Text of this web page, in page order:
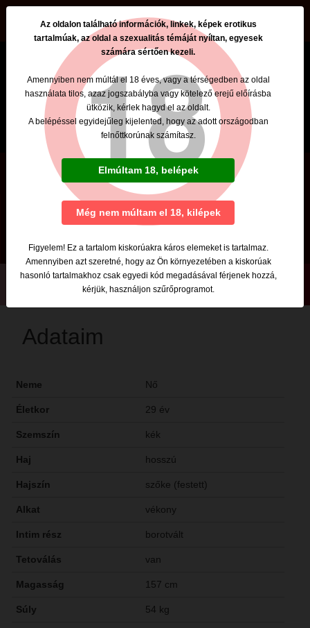
beszamolok.hu
Karen
Tel: +36 303993701
Szexpartner
Adataim
Neme Nő
Életkor 29 év
Szemszín kék
Haj hosszú
Hajszín szőke (festett)
Alkat vékony
Intim rész borotvált
Tetoválás van
Magasság 157 cm
Súly 54 kg
Az oldalon található információk, linkek, képek erotikus
tartalmúak, az oldal a szexualitás témáját nyíltan, egyesek
számára sértően kezeli.
Amennyiben nem múltál el 18 éves, vagy a térségedben az oldal
használata tilos, azaz jogszabályba vagy kötelező erejű előírásba
ütközik, kérlek hagyd el az oldalt.
A belépéssel egyidejűleg kijelented, hogy az adott országodban
felnőttkorúnak számítasz.
Elmúltam 18, belépek
Még nem múltam el 18, kilépek
Figyelem! Ez a tartalom kiskorúakra káros elemeket is tartalmaz.
Amennyiben azt szeretné, hogy az Ön környezetében a kiskorúak
hasonló tartalmakhoz csak egyedi kód megadásával férjenek hozzá,
kérjük, használjon szűrőprogramot.